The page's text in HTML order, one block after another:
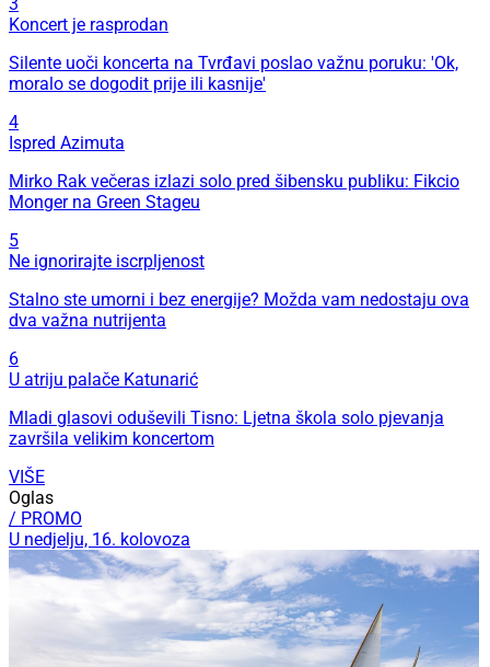
3
Koncert je rasprodan
Silente uoči koncerta na Tvrđavi poslao važnu poruku: 'Ok,
moralo se dogodit prije ili kasnije'
4
Ispred Azimuta
Mirko Rak večeras izlazi solo pred šibensku publiku: Fikcio
Monger na Green Stageu
5
Ne ignorirajte iscrpljenost
Stalno ste umorni i bez energije? Možda vam nedostaju ova
dva važna nutrijenta
6
U atriju palače Katunarić
Mladi glasovi oduševili Tisno: Ljetna škola solo pjevanja
završila velikim koncertom
VIŠE
Oglas
/ PROMO
U nedjelju, 16. kolovoza